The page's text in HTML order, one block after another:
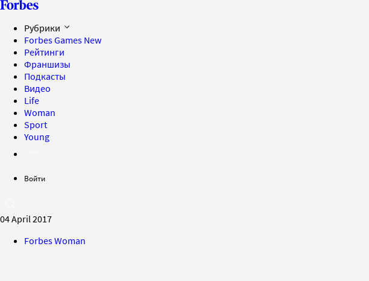
Рубрики
Forbes Games New
Рейтинги
Франшизы
Подкасты
Видео
Life
Woman
Sport
Young
Войти
04 April 2017
Forbes Woman